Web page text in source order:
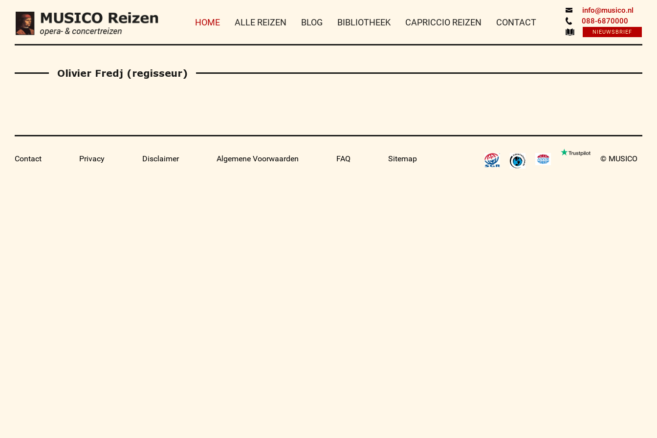
info@musico.nl
088-6870000
NIEUWSBRIEF
HOME ALLE REIZEN BLOG BIBLIOTHEEK CAPRICCIO REIZEN CONTACT
Olivier Fredj (regisseur)
Contact Privacy Disclaimer Algemene Voorwaarden FAQ Sitemap © MUSICO